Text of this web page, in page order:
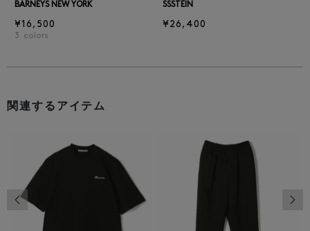
BARNEYS NEW YORK
¥16,500
3 colors
SSSTEIN
¥26,400
関連するアイテム
前の画像